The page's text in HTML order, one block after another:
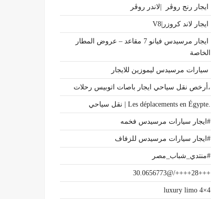
ايجار رنج روڤر |لاندر روڤر
ايجار لاند كروزر|V8
ايجار مرسيدس فيانو 7 مقاعد – عروض المطار
الخاصة
سيارات مرسيدس ليموزين للايجار
،أرخص نقل سياحي ايجار باصات اتوبيس رحلات
.Les déplacements en Égypte | نقل سياحي
#ايجار سيارات مرسيدس فخمه
#ايجار سيارات مرسيدس للزفاف
#منتدي_شباب_مصر
+++28++++/@30.0656773
4×4 luxury limo